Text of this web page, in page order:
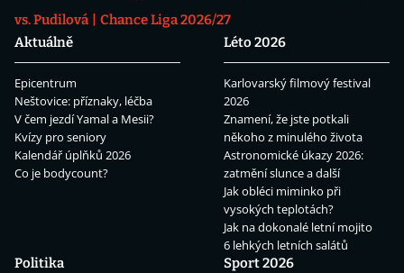
vs. Pudilová
Chance Liga 2026/27
Aktuálně
Epicentrum
Neštovice: příznaky, léčba
V čem jezdí Yamal a Mesii?
Kvízy pro seniory
Kalendář úplňků 2026
Co je bodycount?
Léto 2026
Karlovarský filmový festival
2026
Znamení, že jste potkali
někoho z minulého života
Astronomické úkazy 2026:
zatmění slunce a další
Jak obléci miminko při
vysokých teplotách?
Jak na dokonalé letní mojito
6 lehkých letních salátů
Politika
Sport 2026